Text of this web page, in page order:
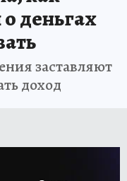
деньгах
заставляют
доход